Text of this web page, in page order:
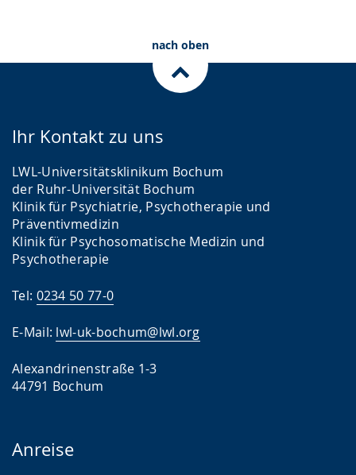
nach oben
Ihr Kontakt zu uns
LWL-Universitätsklinikum Bochum
der Ruhr-Universität Bochum
Klinik für Psychiatrie, Psychotherapie und
Präventivmedizin
Klinik für Psychosomatische Medizin und
Psychotherapie
Tel: 0234 50 77-0
E-Mail: lwl-uk-bochum@lwl.org
Alexandrinenstraße 1-3
44791 Bochum
Anreise